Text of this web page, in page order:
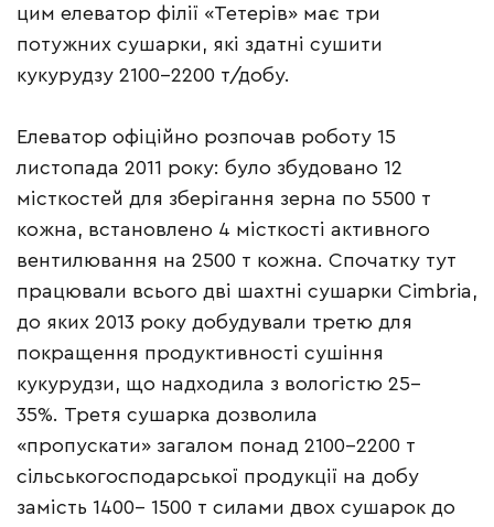
цим елеватор філії «Тетерів» має три
потужних сушарки, які здатні сушити
кукурудзу 2100–2200 т/добу.
Елеватор офіційно розпочав роботу 15
листопада 2011 року: було збудовано 12
місткостей для зберігання зерна по 5500 т
кожна, встановлено 4 місткості активного
вентилювання на 2500 т кожна. Спочатку тут
працювали всього дві шахтні сушарки Cimbria,
до яких 2013 року добудували третю для
покращення продуктивності сушіння
кукурудзи, що надходила з вологістю 25–
35%. Третя сушарка дозволила
«пропускати» загалом понад 2100–2200 т
сільськогосподарської продукції на добу
замість 1400– 1500 т силами двох сушарок до